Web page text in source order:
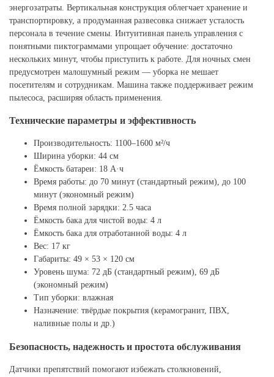
энергозатраты. Вертикальная конструкция облегчает хранение и
транспортировку, а продуманная развесовка снижает усталость
персонала в течение смены. Интуитивная панель управления с
понятными пиктограммами упрощает обучение: достаточно
нескольких минут, чтобы приступить к работе. Для ночных смен
предусмотрен малошумный режим — уборка не мешает
посетителям и сотрудникам. Машина также поддерживает режим
пылесоса, расширяя область применения.
Технические параметры и эффективность
Производительность: 1100–1600 м²/ч
Ширина уборки: 44 см
Ёмкость батареи: 18 А·ч
Время работы: до 70 минут (стандартный режим), до 100
минут (экономный режим)
Время полной зарядки: 2.5 часа
Ёмкость бака для чистой воды: 4 л
Ёмкость бака для отработанной воды: 4 л
Вес: 17 кг
Габариты: 49 × 53 × 120 см
Уровень шума: 72 дБ (стандартный режим), 69 дБ
(экономный режим)
Тип уборки: влажная
Назначение: твёрдые покрытия (керамогранит, ПВХ,
наливные полы и др.)
Безопасность, надежность и простота обслуживания
Датчики препятствий помогают избежать столкновений,